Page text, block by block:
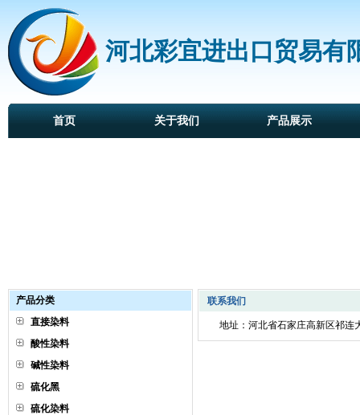
河北彩宜进出口贸易有
首页 关于我们 产品展示
产品分类
直接染料
酸性染料
碱性染料
硫化黑
硫化染料
联系我们
地址：河北省石家庄高新区祁